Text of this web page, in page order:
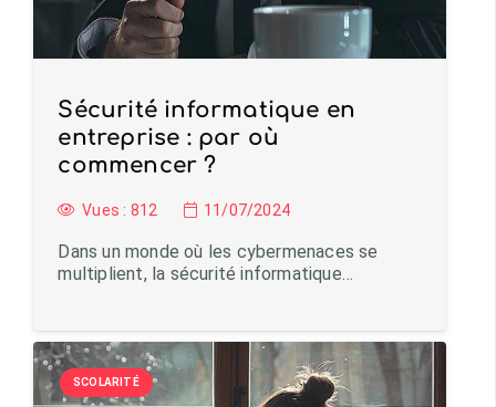
Sécurité informatique en
entreprise : par où
commencer ?
Vues : 812 11/07/2024
Dans un monde où les cybermenaces se
multiplient, la sécurité informatique…
SCOLARITÉ